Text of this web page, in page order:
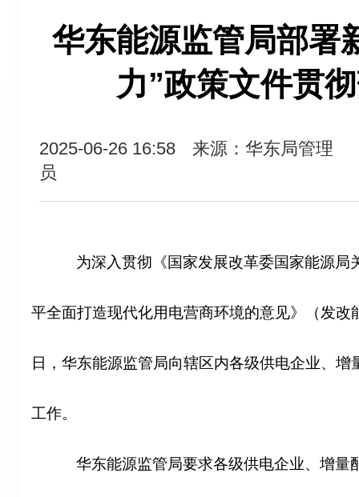
华东能源监管局部署
力”政策文件贯
2025-06-26 16:58
来源：华东局管理
员
为深入贯彻《国家发展改革委国家能源局
平全面打造现代化用电营商环境的意见》（发
日，华东能源监管局向辖区内各级供电企业、
工作。
华东能源监管局要求各级供电企业、增量